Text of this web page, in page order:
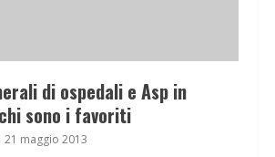
di ospedali e Asp in
sono i favoriti
21 maggio 2013